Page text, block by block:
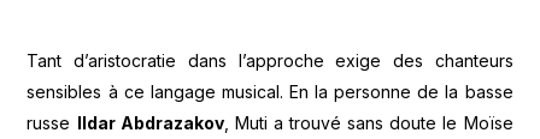
Tant d’aristocratie dans l’approche exige des chanteurs
sensibles à ce langage musical. En la personne de la basse
russe Ildar Abdrazakov, Muti a trouvé sans doute le Moïse